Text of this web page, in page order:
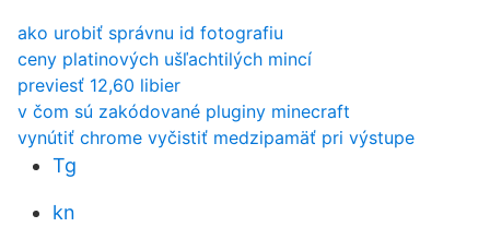
ako urobiť správnu id fotografiu
ceny platinových ušľachtilých mincí
previesť 12,60 libier
v čom sú zakódované pluginy minecraft
vynútiť chrome vyčistiť medzipamäť pri výstupe
Tg
kn